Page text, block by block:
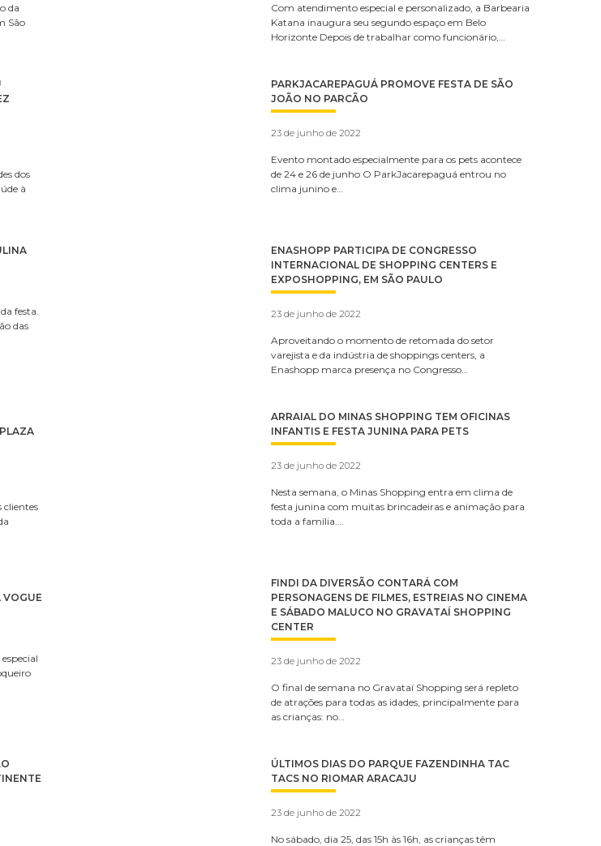
da
São
Com atendimento especial e personalizado, a Barbearia
Katana inaugura seu segundo espaço em Belo
Horizonte Depois de trabalhar como funcionário,…
dos
à
PARKJACAREPAGUÁ PROMOVE FESTA DE SÃO
JOÃO NO PARCÃO
23 de junho de 2022
Evento montado especialmente para os pets acontece
de 24 e 26 de junho O ParkJacarepaguá entrou no
clima junino e…
festa.
das
ENASHOPP PARTICIPA DE CONGRESSO
INTERNACIONAL DE SHOPPING CENTERS E
EXPOSHOPPING, EM SÃO PAULO
23 de junho de 2022
Aproveitando o momento de retomada do setor
varejista e da indústria de shoppings centers, a
Enashopp marca presença no Congresso…
clientes
ARRAIAL DO MINAS SHOPPING TEM OFICINAS
INFANTIS E FESTA JUNINA PARA PETS
23 de junho de 2022
Nesta semana, o Minas Shopping entra em clima de
festa junina com muitas brincadeiras e animação para
toda a família….
VOGUE
FINDI DA DIVERSÃO CONTARÁ COM
PERSONAGENS DE FILMES, ESTREIAS NO CINEMA
E SÁBADO MALUCO NO GRAVATAÍ SHOPPING
CENTER
23 de junho de 2022
O final de semana no Gravataí Shopping será repleto
de atrações para todas as idades, principalmente para
as crianças: no…
ÚLTIMOS DIAS DO PARQUE FAZENDINHA TAC
TACS NO RIOMAR ARACAJU
23 de junho de 2022
No sábado, dia 25, das 15h às 16h, as crianças têm